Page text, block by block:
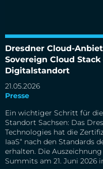
Dresdner Cloud-
Sovereign Cloud
Digitalstandort
21.05.2026
Presse
Ein wichtiger Schritt für
Standort Sachsen: Das
Technologies hat die
IaaS“ nach den Standards
erhalten. Die
Summits am 21. Juni 2026
Dresdner Cloud-Anbieter
Cloud Stack – Sachsen